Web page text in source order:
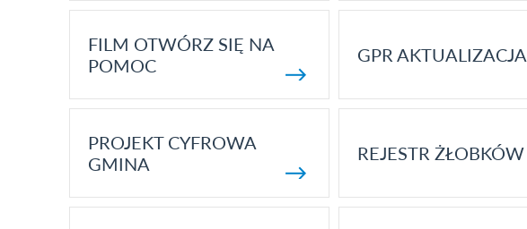
FILM OTWÓRZ SIĘ NA
POMOC
GPR AKTUALIZACJA
PROJEKT CYFROWA
GMINA
REJESTR ŻŁOBKÓW